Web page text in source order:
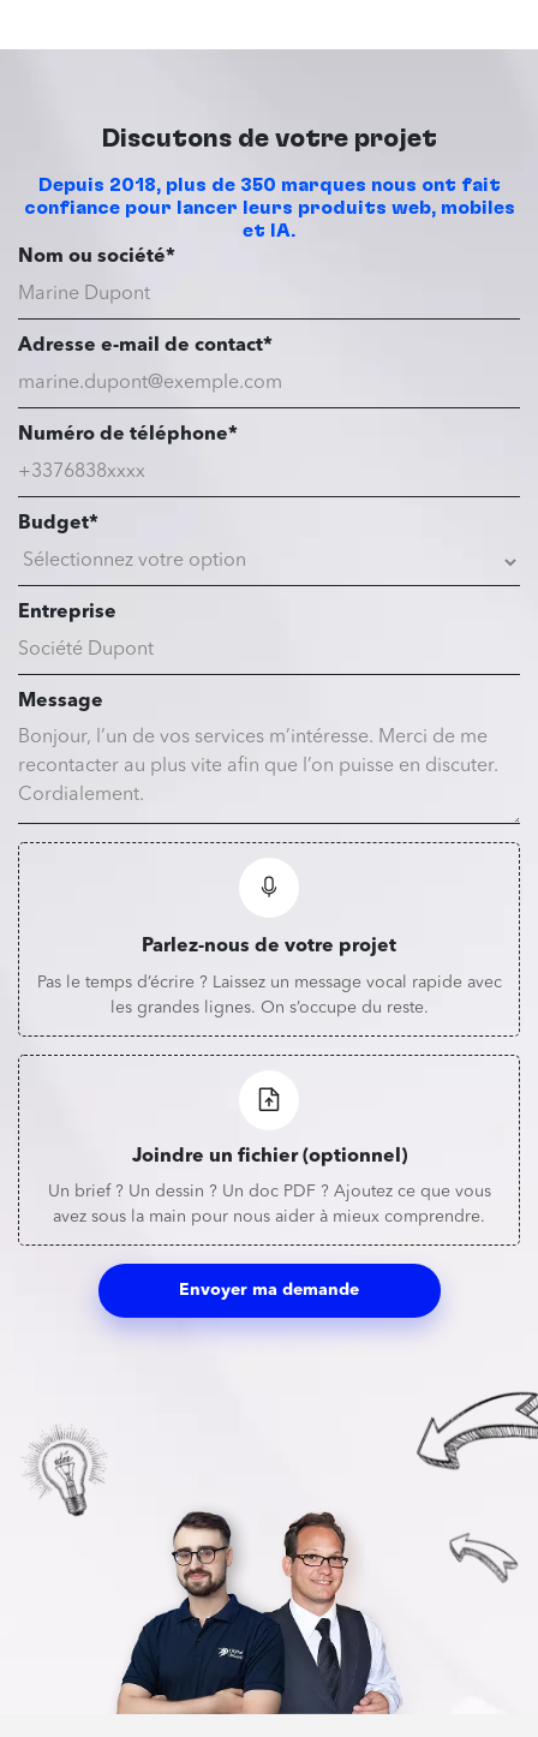
Discutons de votre projet
Depuis 2018, plus de 350 marques nous ont fait
confiance pour lancer leurs produits web, mobiles
et IA.
Nom ou société*
Adresse e-mail de contact*
Numéro de téléphone*
Budget*
Entreprise
Message
Parlez-nous de votre projet
Pas le temps d’écrire ? Laissez un message vocal rapide avec
les grandes lignes. On s’occupe du reste.
Joindre un fichier (optionnel)
Un brief ? Un dessin ? Un doc PDF ? Ajoutez ce que vous
avez sous la main pour nous aider à mieux comprendre.
Envoyer ma demande